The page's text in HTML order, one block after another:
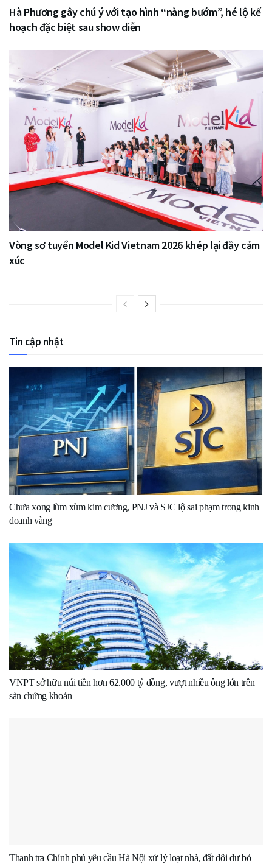
Hà Phương gây chú ý với tạo hình “nàng bướm”, hé lộ kế
hoạch đặc biệt sau show diễn
Vòng sơ tuyển Model Kid Vietnam 2026 khép lại đầy cảm
xúc
Tin cập nhật
Chưa xong lùm xùm kim cương, PNJ và SJC lộ sai phạm trong kinh
doanh vàng
VNPT sở hữu núi tiền hơn 62.000 tỷ đồng, vượt nhiều ông lớn trên
sàn chứng khoán
Thanh tra Chính phủ yêu cầu Hà Nội xử lý loạt nhà, đất dôi dư bỏ